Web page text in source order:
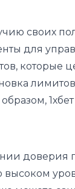
своих
для
которые
доверия